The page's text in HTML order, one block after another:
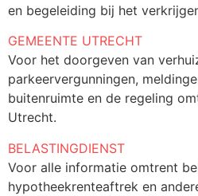
en begeleiding bij het
GEMEENTE UTRECHT
Voor het doorgeven van
parkeervergunningen,
buitenruimte en de regeling
Utrecht.
BELASTINGDIENST
Voor alle informatie omtrent
hypotheekrenteaftrek en